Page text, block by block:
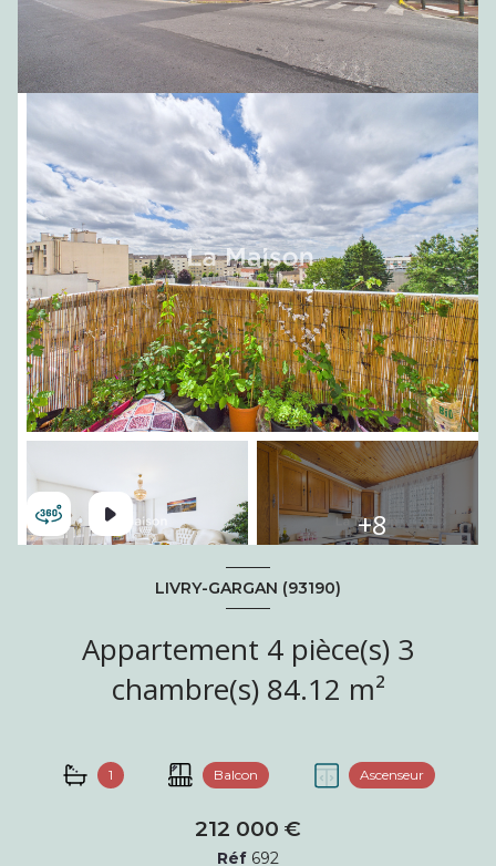
+8
LIVRY-GARGAN (93190)
Appartement 4 pièce(s) 3
chambre(s) 84.12 m²
1 Balcon Ascenseur
212 000 €
Réf 692